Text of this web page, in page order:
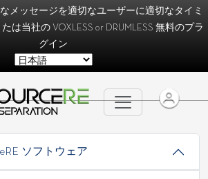
メッセージを適切なユーザーに適切なタイミ
は当社の VOXLESS or DRUMLESS 無料のプラ
グイン
ソフトウェア